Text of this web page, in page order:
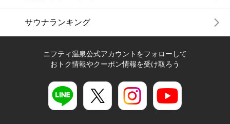
サウナランキング
ニフティ温泉公式アカウントをフォローして
おトク情報やクーポン情報を受け取ろう